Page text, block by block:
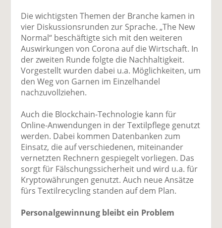
Die wichtigsten Themen der Branche kamen in
vier Diskussionsrunden zur Sprache. „The New
Normal“ beschäftigte sich mit den weiteren
Auswirkungen von Corona auf die Wirtschaft. In
der zweiten Runde folgte die Nachhaltigkeit.
Vorgestellt wurden dabei u.a. Möglichkeiten, um
den Weg von Garnen im Einzelhandel
nachzuvollziehen.
Auch die Blockchain-Technologie kann für
Online-Anwendungen in der Textilpflege genutzt
werden. Dabei kommen Datenbanken zum
Einsatz, die auf verschiedenen, miteinander
vernetzten Rechnern gespiegelt vorliegen. Das
sorgt für Fälschungssicherheit und wird u.a. für
Kryptowährungen genutzt. Auch neue Ansätze
fürs Textilrecycling standen auf dem Plan.
Personalgewinnung bleibt ein Problem